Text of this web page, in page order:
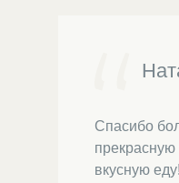
Спасибо
прекрасную
вкусную